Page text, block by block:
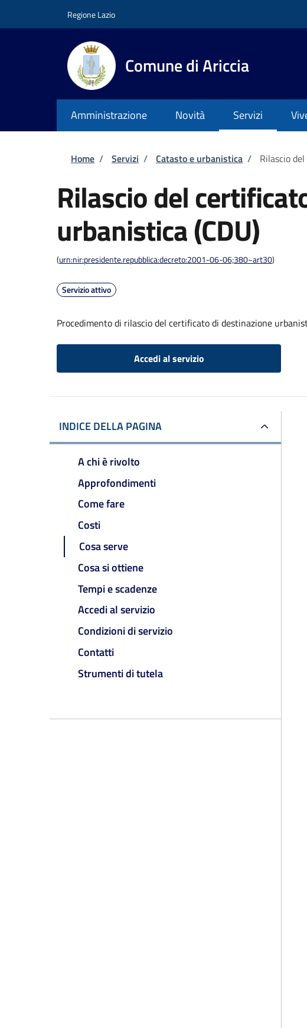
Regione Lazio
Comune di Ariccia
Amministrazione Novità Servizi
Briciole di pane
Home / Servizi / Catasto e urbanistica / Rilascio
Rilascio del
urbanistica (CDU)
(urn:nir:presidente.repubblica:decreto:2001-06-06;380~art30)
Servizio attivo
Procedimento di rilascio del certificato di destinazione
Accedi al servizio
INDICE DELLA PAGINA
A chi è rivolto
Approfondimenti
Come fare
Costi
Cosa serve
Cosa si ottiene
Tempi e scadenze
Accedi al servizio
Condizioni di servizio
Contatti
Strumenti di tutela